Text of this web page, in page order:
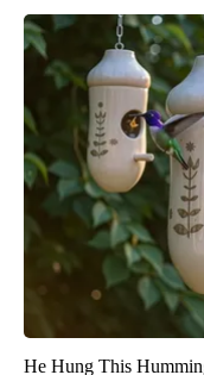
He Hung This